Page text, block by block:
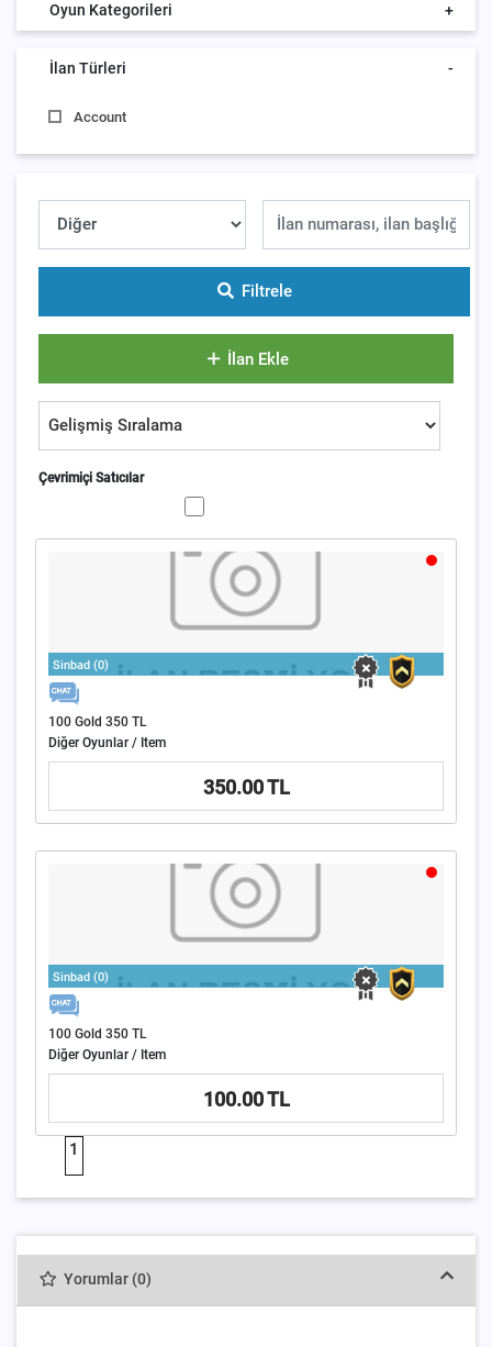
Oyun Kategorileri +
İlan Türleri -
Account
Filtrele
İlan Ekle
Çevrimiçi Satıcılar
Sinbad (0)
100 Gold 350 TL
Diğer Oyunlar / Item
350.00 TL
Sinbad (0)
100 Gold 350 TL
Diğer Oyunlar / Item
100.00 TL
1
Yorumlar (0)